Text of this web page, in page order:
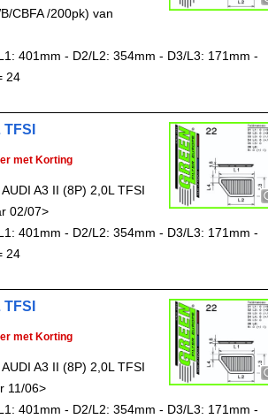
CBFA /200pk) van
401mm - D2/L2: 354mm - D3/L3: 171mm -
24
met Korting
A3 II (8P) 2,0L TFSI
02/07>
401mm - D2/L2: 354mm - D3/L3: 171mm -
24
met Korting
A3 II (8P) 2,0L TFSI
11/06>
401mm - D2/L2: 354mm - D3/L3: 171mm -